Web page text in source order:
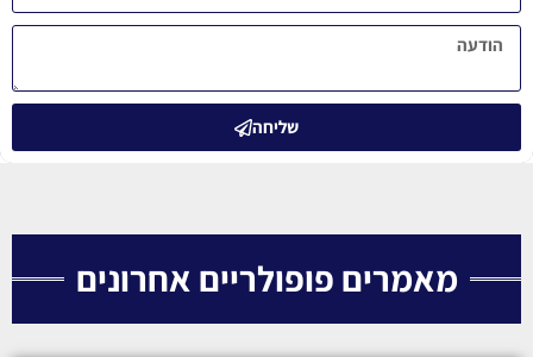
שליחה
מאמרים פופולריים אחרונים